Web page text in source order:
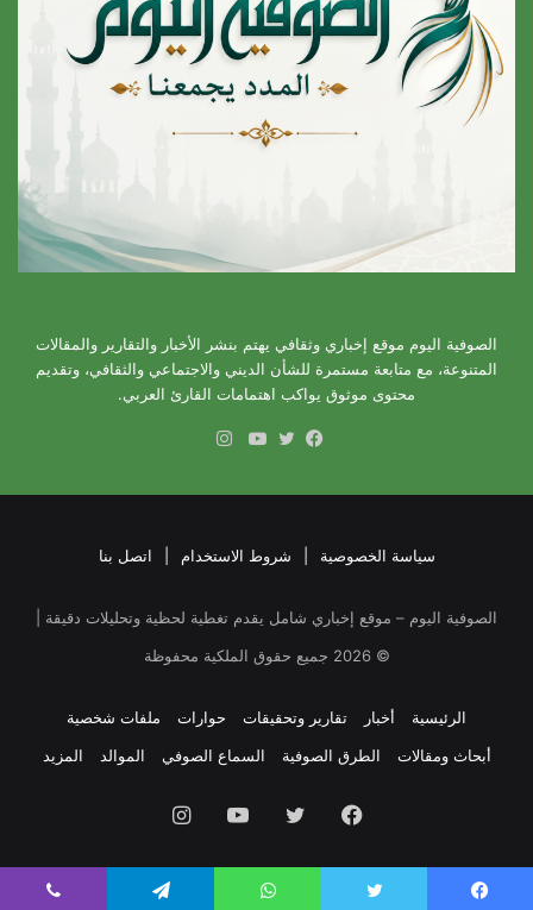
الصوفية اليوم موقع إخباري وثقافي يهتم بنشر الأخبار والتقارير والمقالات
المتنوعة، مع متابعة مستمرة للشأن الديني والاجتماعي والثقافي، وتقديم
محتوى موثوق يواكب اهتمامات القارئ العربي.
سياسة الخصوصية شروط الاستخدام اتصل بنا
الصوفية اليوم – موقع إخباري شامل يقدم تغطية لحظية وتحليلات دقيقة |
©
2026 جميع حقوق الملكية محفوظة
الرئيسية أخبار تقارير وتحقيقات حوارات
ملفات شخصية
أبحاث ومقالات
الطرق الصوفية السماع الصوفي الموالد المزيد
فيسبوك تويتر يوتيوب